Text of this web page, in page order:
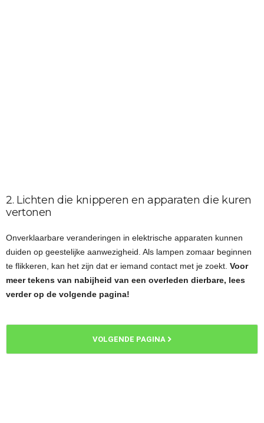
2. Lichten die knipperen en apparaten die kuren
vertonen
Onverklaarbare veranderingen in elektrische apparaten kunnen
duiden op geestelijke aanwezigheid. Als lampen zomaar beginnen
te flikkeren, kan het zijn dat er iemand contact met je zoekt. Voor
meer tekens van nabijheid van een overleden dierbare, lees
verder op de volgende pagina!
VOLGENDE PAGINA